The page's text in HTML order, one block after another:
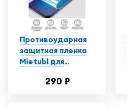
Противоударная
защитная пленка
Mietubl для
14 Про / iPhone 14
290 ₽